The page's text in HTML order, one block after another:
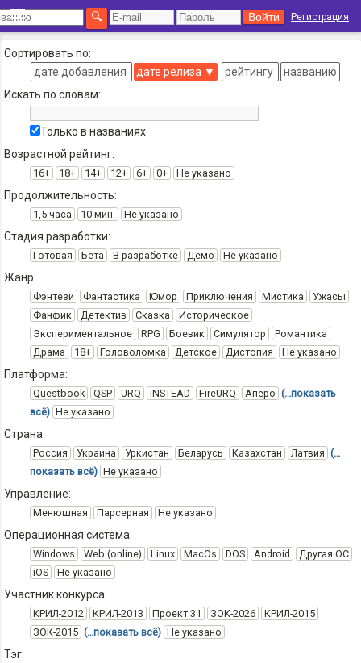
Регистрация
Сортировать по:
дате добавления
дате релиза ▼ рейтингу
названию
Искать по словам:
Только в названиях
Возрастной рейтинг:
16+ 18+ 14+ 12+ 6+ 0+ Не указано
Продолжительность:
1,5 часа 10 мин. Не указано
Стадия разработки:
Готовая Бета В разработке Демо Не указано
Жанр:
Фэнтези Фантастика Юмор Приключения Мистика
Ужасы
Фанфик
Детектив Сказка
Историческое
Экспериментальное
RPG Боевик Симулятор
Романтика
Драма
18+ Головоломка Детское Дистопия Не указано
Платформа:
Questbook QSP URQ INSTEAD FireURQ Аперо (…показать
всё) Не указано
Страна:
Россия Украина Уркистан Беларусь Казахстан Латвия (…
показать всё) Не указано
Управление:
Менюшная Парсерная Не указано
Операционная система:
Windows Web (online) Linux MacOs DOS Android
Другая ОС
iOS
Не указано
Участник конкурса:
КРИЛ-2012 КРИЛ-2013 Проект 31 ЗОК-2026
КРИЛ-2015
ЗОК-2015 (…показать всё) Не указано
Тэг: